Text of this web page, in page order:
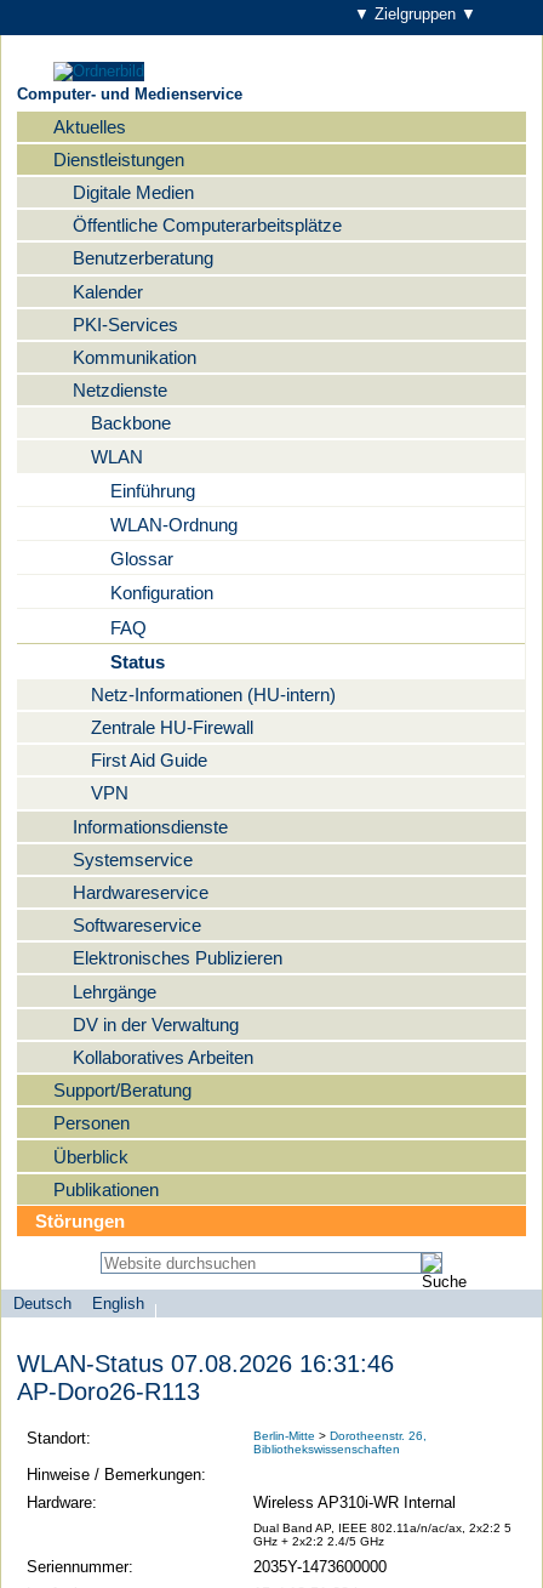
▼ Zielgruppen ▼
Computer- und Medienservice
Navigation
Aktuelles
Dienstleistungen
Digitale Medien
Öffentliche Computerarbeitsplätze
Benutzerberatung
Kalender
PKI-Services
Kommunikation
Netzdienste
Backbone
WLAN
Einführung
WLAN-Ordnung
Glossar
Konfiguration
FAQ
Status
Netz-Informationen (HU-intern)
Zentrale HU-Firewall
First Aid Guide
VPN
Informationsdienste
Systemservice
Hardwareservice
Softwareservice
Elektronisches Publizieren
Lehrgänge
DV in der Verwaltung
Kollaboratives Arbeiten
Support/Beratung
Personen
Überblick
Publikationen
Störungen
Sprachauswahl
Deutsch
English
search-menu
Universität
zu
Berlin
Computer-
WLAN-Status 07.08.2026 16:31:46
AP-Doro26-R113
Standort: Berlin-Mitte >Dorotheenstr. 26,
Bibliothekswissenschaften
Hinweise / Bemerkungen:
Hardware:
Wireless AP310i-WR Internal
Dual Band AP, IEEE 802.11a/n/ac/ax, 2x2:2 5
GHz + 2x2:2 2.4/5 GHz
Seriennummer:
2035Y-1473600000